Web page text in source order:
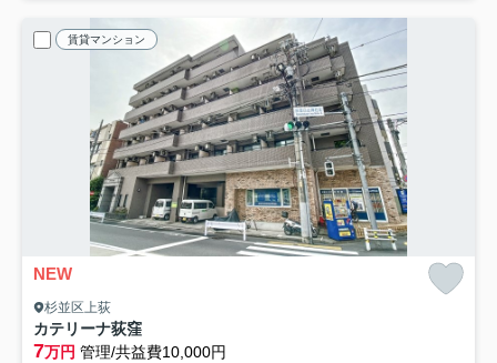
賃貸マンション
NEW
杉並区上荻
カテリーナ荻窪
7万円 管理/共益費10,000円